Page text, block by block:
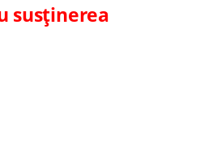
susținerea